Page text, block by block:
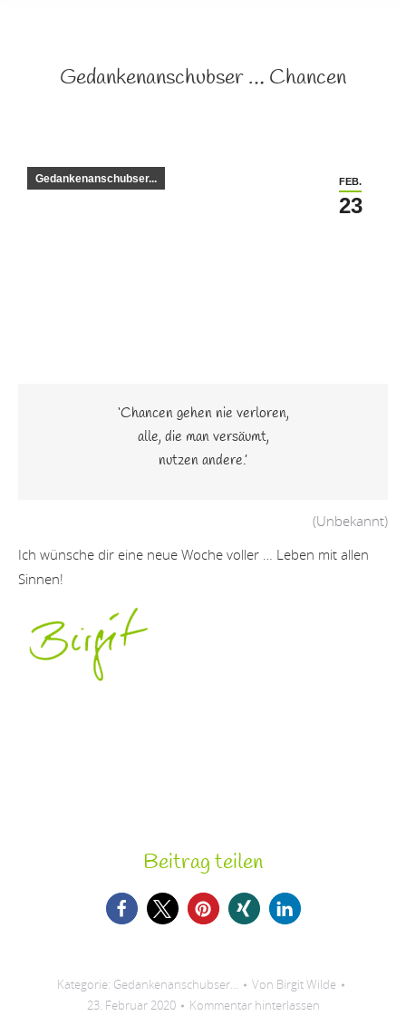
Gedankenanschubser … Chancen
FEB.
23
Gedankenanschubser...
‘Chancen gehen nie verloren,
alle, die man versäumt,
nutzen andere.’
(Unbekannt)
Ich wünsche dir eine neue Woche voller … Leben mit allen
Sinnen!
Beitrag teilen
Kategorie: Gedankenanschubser... Von Birgit Wilde
23. Februar 2020
Kommentar hinterlassen